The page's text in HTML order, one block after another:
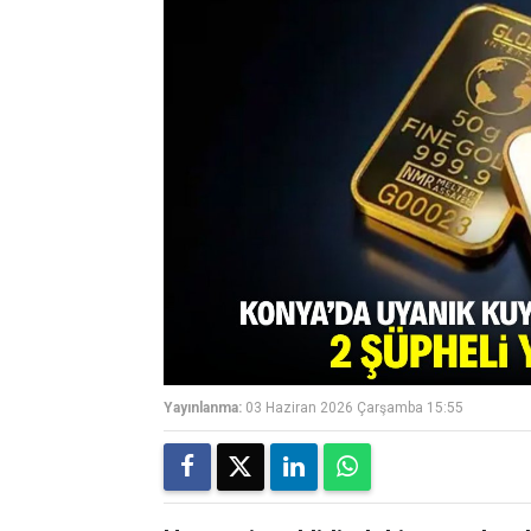
Yayınlanma: 03 Haziran 2026 Çarşamba 15:55